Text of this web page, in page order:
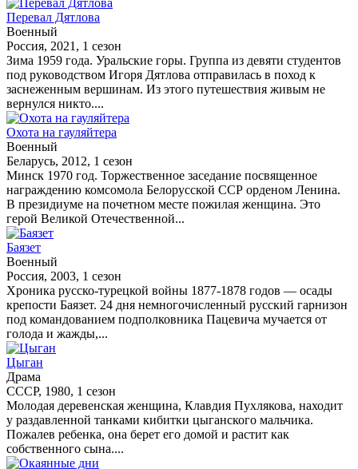
Перевал Дятлова
Военный
Россия, 2021, 1 сезон
Зима 1959 года. Уральские горы. Группа из девяти студентов
под руководством Игоря Дятлова отправилась в поход к
заснеженным вершинам. Из этого путешествия живым не
вернулся никто....
Охота на гауляйтера
Военный
Беларусь, 2012, 1 сезон
Минск 1970 год. Торжественное заседание посвященное
награждению комсомола Белорусской ССР орденом Ленина.
В президиуме на почетном месте пожилая женщина. Это
герой Великой Отечественной...
Баязет
Военный
Россия, 2003, 1 сезон
Хроника русско-турецкой войны 1877-1878 годов — осады
крепости Баязет. 24 дня немногочисленный русский гарнизон
под командованием подполковника Пацевича мучается от
голода и жажды,...
Цыган
Драма
СССР, 1980, 1 сезон
Молодая деревенская женщина, Клавдия Пухлякова, находит
у раздавленной танками кибитки цыганского мальчика.
Пожалев ребенка, она берет его домой и растит как
собственного сына....